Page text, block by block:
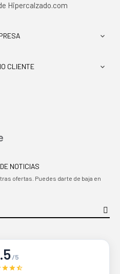
Hipercalzado.com

CLIENTE 
NOTICIAS
ofertas. Puedes darte de baja en
/5